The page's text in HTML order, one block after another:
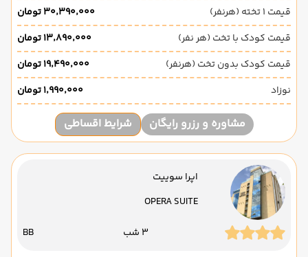
قیمت 1 تخته (هرنفر)
۳۰٬۳۹۰٬۰۰۰ تومان
قیمت کودک با تخت (هر نفر)
۱۳٬۸۹۰٬۰۰۰ تومان
قیمت کودک بدون تخت (هرنفر)
۱۹٬۴۹۰٬۰۰۰ تومان
نوزاد
۱٬۹۹۰٬۰۰۰ تومان
مشاوره و رزرو رایگان شرایط اقساطی
اپرا سوییت
OPERA SUITE
3 شب BB